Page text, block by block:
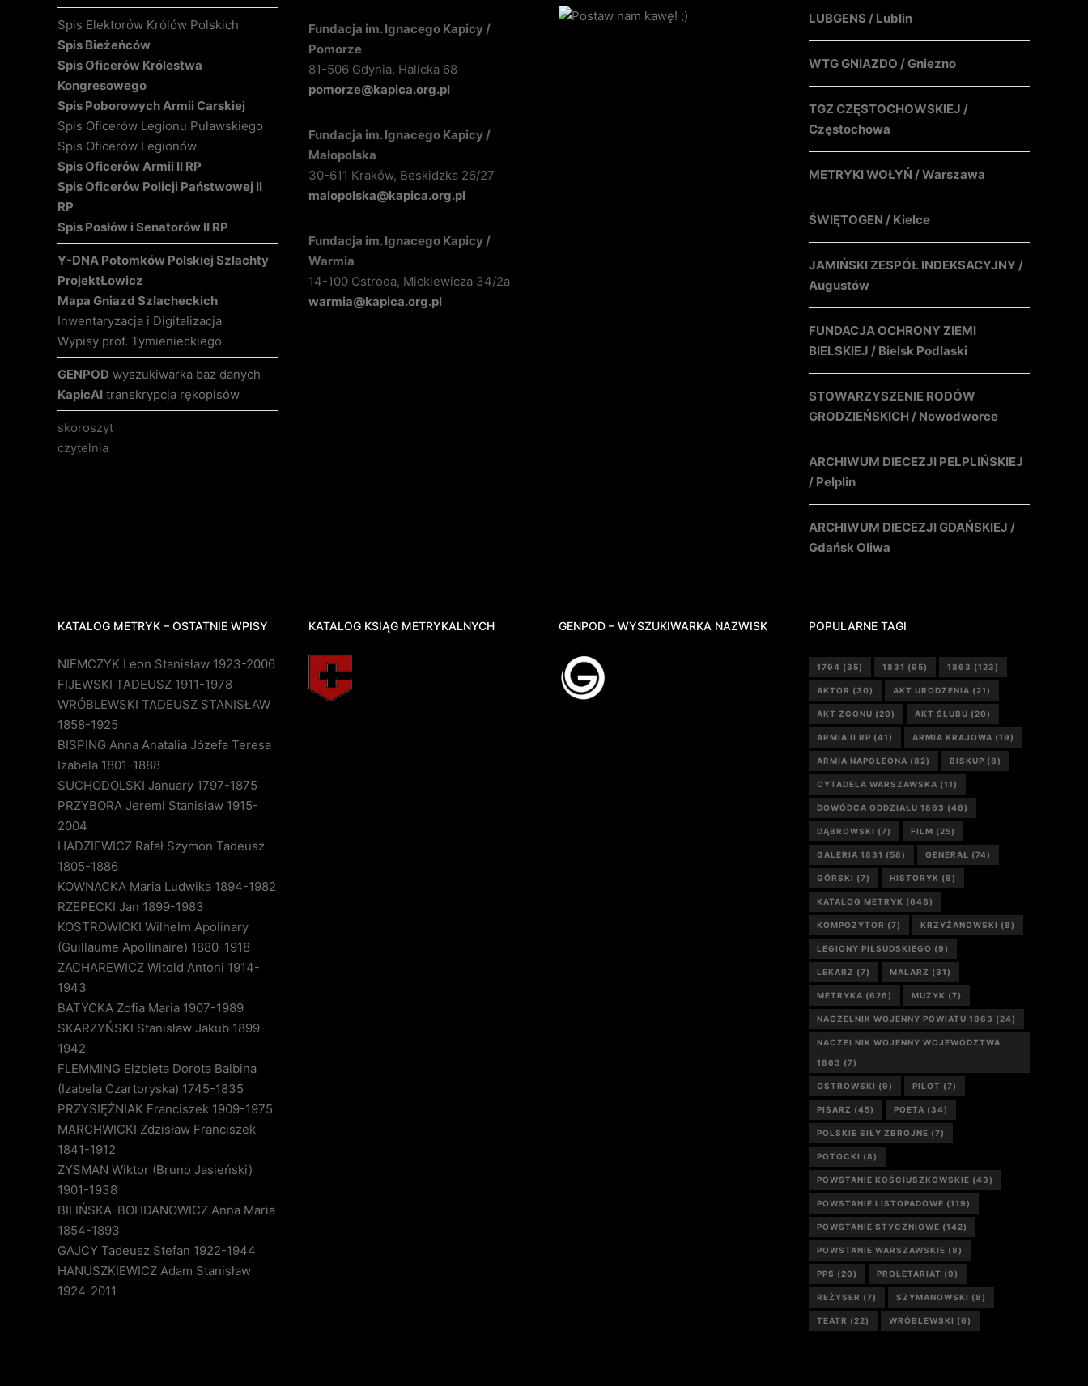
Spis Elektorów Królów Polskich
Spis Bieżeńców
Spis Oficerów Królestwa
Kongresowego
Spis Poborowych Armii Carskiej
Spis Oficerów Legionu Puławskiego
Spis Oficerów Legionów
Spis Oficerów Armii II RP
Spis Oficerów Policji Państwowej II
RP
Spis Posłów i Senatorów II RP
Y-DNA Potomków Polskiej Szlachty
ProjektŁowicz
Mapa Gniazd Szlacheckich
Inwentaryzacja i Digitalizacja
Wypisy prof. Tymienieckiego
GENPOD wyszukiwarka baz danych
KapicAI transkrypcja rękopisów
skoroszyt
czytelnia
Fundacja im. Ignacego Kapicy /
Pomorze
81-506 Gdynia, Halicka 68
pomorze@kapica.org.pl
Fundacja im. Ignacego Kapicy /
Małopolska
30-611 Kraków, Beskidzka 26/27
malopolska@kapica.org.pl
Fundacja im. Ignacego Kapicy /
Warmia
14-100 Ostróda, Mickiewicza 34/2a
warmia@kapica.org.pl
LUBGENS / Lublin
WTG GNIAZDO / Gniezno
TGZ CZĘSTOCHOWSKIEJ /
Częstochowa
METRYKI WOŁYŃ / Warszawa
ŚWIĘTOGEN / Kielce
JAMIŃSKI ZESPÓŁ INDEKSACYJNY /
Augustów
FUNDACJA OCHRONY ZIEMI
BIELSKIEJ / Bielsk Podlaski
STOWARZYSZENIE RODÓW
GRODZIEŃSKICH / Nowodworce
ARCHIWUM DIECEZJI PELPLIŃSKIEJ
/ Pelplin
ARCHIWUM DIECEZJI GDAŃSKIEJ /
Gdańsk Oliwa
KATALOG METRYK – OSTATNIE WPISY
NIEMCZYK Leon Stanisław 1923-2006
FIJEWSKI TADEUSZ 1911-1978
WRÓBLEWSKI TADEUSZ STANISŁAW
1858-1925
BISPING Anna Anatalia Józefa Teresa
Izabela 1801-1888
SUCHODOLSKI January 1797-1875
PRZYBORA Jeremi Stanisław 1915-
2004
HADZIEWICZ Rafał Szymon Tadeusz
1805-1886
KOWNACKA Maria Ludwika 1894-1982
RZEPECKI Jan 1899-1983
KOSTROWICKI Wilhelm Apolinary
(Guillaume Apollinaire) 1880-1918
ZACHAREWICZ Witold Antoni 1914-
1943
BATYCKA Zofia Maria 1907-1989
SKARZYŃSKI Stanisław Jakub 1899-
1942
FLEMMING Elżbieta Dorota Balbina
(Izabela Czartoryska) 1745-1835
PRZYSIĘŻNIAK Franciszek 1909-1975
MARCHWICKI Zdzisław Franciszek
1841-1912
ZYSMAN Wiktor (Bruno Jasieński)
1901-1938
BILIŃSKA-BOHDANOWICZ Anna Maria
1854-1893
GAJCY Tadeusz Stefan 1922-1944
HANUSZKIEWICZ Adam Stanisław
1924-2011
KATALOG KSIĄG METRYKALNYCH GENPOD – WYSZUKIWARKA NAZWISK POPULARNE TAGI
1794 (35) 1831 (95) 1863 (123)
AKTOR (30) AKT URODZENIA (21)
AKT ZGONU (20) AKT ŚLUBU (20)
ARMIA II RP (41) ARMIA KRAJOWA (19)
ARMIA NAPOLEONA (82) BISKUP (8)
CYTADELA WARSZAWSKA (11)
DOWÓDCA ODDZIAŁU 1863 (46)
DĄBROWSKI (7) FILM (25)
GALERIA 1831 (58) GENERAŁ (74)
GÓRSKI (7) HISTORYK (8)
KATALOG METRYK (648)
KOMPOZYTOR (7) KRZYŻANOWSKI (8)
LEGIONY PIŁSUDSKIEGO (9)
LEKARZ (7) MALARZ (31)
METRYKA (626) MUZYK (7)
NACZELNIK WOJENNY POWIATU 1863 (24)
NACZELNIK WOJENNY WOJEWÓDZTWA
1863 (7)
OSTROWSKI (9) PILOT (7)
PISARZ (45) POETA (34)
POLSKIE SIŁY ZBROJNE (7)
POTOCKI (8)
POWSTANIE KOŚCIUSZKOWSKIE (43)
POWSTANIE LISTOPADOWE (119)
POWSTANIE STYCZNIOWE (142)
POWSTANIE WARSZAWSKIE (8)
PPS (20) PROLETARIAT (9)
REŻYSER (7) SZYMANOWSKI (8)
TEATR (22) WRÓBLEWSKI (6)